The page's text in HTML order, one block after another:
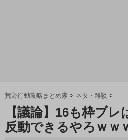
荒野行動攻略まとめ隊 > ネタ・雑談 >
【議論】16も枠ブ
反動できるやろｗｗ